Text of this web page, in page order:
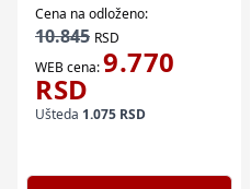
Cena na odloženo:
10.845 RSD
WEB cena:9.770
RSD
Ušteda 1.075 RSD